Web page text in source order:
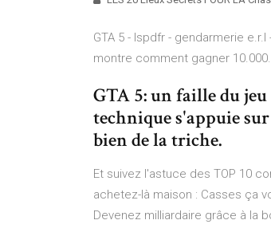
GTA 5 - lspdfr - gendarmerie
montre comment gagner
GTA 5: un faille du
technique s'appuie
bien de la triche.
Et suivez l'astuce des TOP 10
achetez-là maison : Casses ça
Devenez milliardaire grâce à la